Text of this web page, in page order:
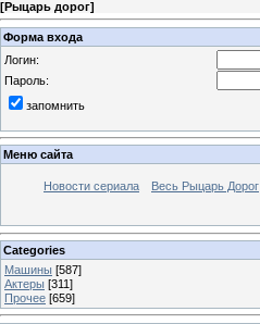
[Рыцарь дорог]
Форма входа
Логин:
Пароль:
запомнить
Меню сайта
Новости сериала Весь Рыцарь Дорог
Categories
Машины [587]
Актеры [311]
Прочее [659]